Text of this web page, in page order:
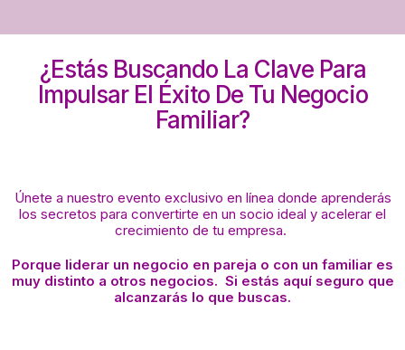
¿Estás Buscando La Clave Para
Impulsar El Éxito De Tu Negocio
Familiar?
Únete a nuestro evento exclusivo en línea donde aprenderás
los secretos para convertirte en un socio ideal y acelerar el
crecimiento de tu empresa.
Porque liderar un negocio en pareja o con un familiar es
muy distinto a otros negocios. Si estás aquí seguro que
alcanzarás lo que buscas.